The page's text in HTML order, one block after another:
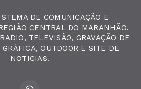
DE COMUNICAÇÃO E
CENTRAL DO MARANHÃO.
TELEVISÃO, GRAVAÇÃO DE
OUTDOOR E SITE DE
NOTICIAS.